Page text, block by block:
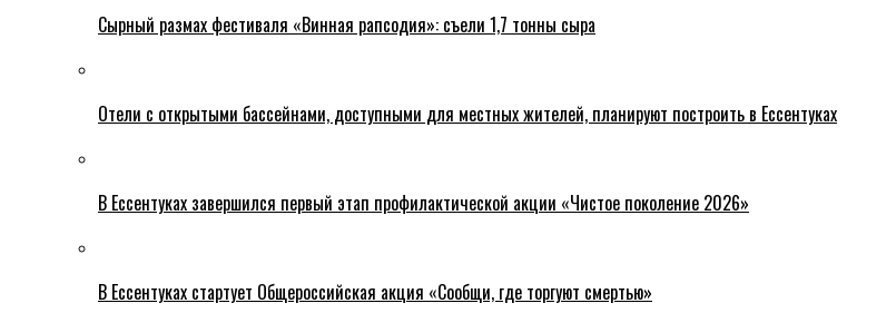
Сырный размах фестиваля «Винная рапсодия»: съели 1,7 тонны сыра
Отели с открытыми бассейнами, доступными для местных жителей, планируют построить в Ессентуках
В Ессентуках завершился первый этап профилактической акции «Чистое поколение 2026»
В Ессентуках стартует Общероссийская акция «Сообщи, где торгуют смертью»